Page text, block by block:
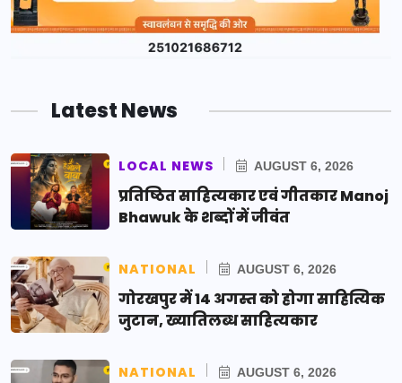
Latest News
LOCAL NEWS AUGUST 6, 2026
प्रतिष्ठित साहित्यकार एवं गीतकार Manoj
Bhawuk के शब्दों में जीवंत
NATIONAL AUGUST 6, 2026
गोरखपुर में 14 अगस्त को होगा साहित्यिक
जुटान, ख्यातिलब्ध साहित्यकार
NATIONAL AUGUST 6, 2026